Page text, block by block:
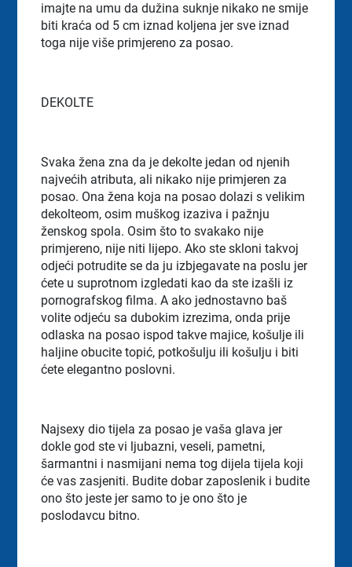
imajte na umu da dužina suknje nikako ne smije
biti kraća od 5 cm iznad koljena jer sve iznad
toga nije više primjereno za posao.
DEKOLTE
Svaka žena zna da je dekolte jedan od njenih
najvećih atributa, ali nikako nije primjeren za
posao. Ona žena koja na posao dolazi s velikim
dekolteom, osim muškog izaziva i pažnju
ženskog spola. Osim što to svakako nije
primjereno, nije niti lijepo. Ako ste skloni takvoj
odjeći potrudite se da ju izbjegavate na poslu jer
ćete u suprotnom izgledati kao da ste izašli iz
pornografskog filma. A ako jednostavno baš
volite odjeću sa dubokim izrezima, onda prije
odlaska na posao ispod takve majice, košulje ili
haljine obucite topić, potkošulju ili košulju i biti
ćete elegantno poslovni.
Najsexy dio tijela za posao je vaša glava jer
dokle god ste vi ljubazni, veseli, pametni,
šarmantni i nasmijani nema tog dijela tijela koji
će vas zasjeniti. Budite dobar zaposlenik i budite
ono što jeste jer samo to je ono što je
poslodavcu bitno.